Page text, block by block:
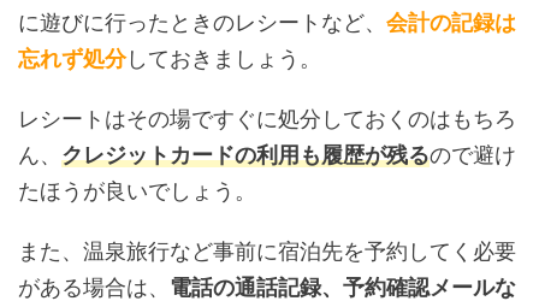
に遊びに行ったときのレシートなど、 会計の記録は
忘れず処分しておきましょう。
レシートはその場ですぐに処分しておくのはもちろ
ん、 クレジットカードの利用も履歴が残るので避け
たほうが良いでしょう。
また、温泉旅行など事前に宿泊先を予約してく必要
がある場合は、 電話の通話記録、予約確認メールな